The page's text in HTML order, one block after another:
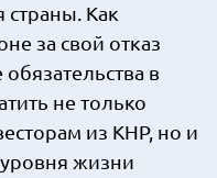
страны. Как
за свой отказ
в
не только
из КНР, но и
жизни